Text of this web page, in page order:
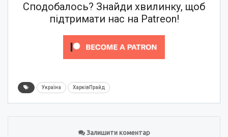
Сподобалось? Знайди хвилинку, щоб
підтримати нас на Patreon!
Україна ХарківПрайд
Залишити коментар